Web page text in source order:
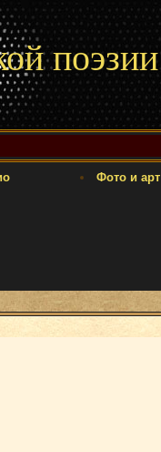
поэзии
Фото и арт